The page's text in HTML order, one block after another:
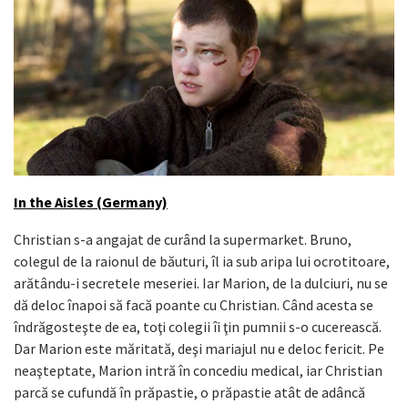
In the Aisles (Germany)
Christian s-a angajat de curând la supermarket. Bruno,
colegul de la raionul de băuturi, îl ia sub aripa lui ocrotitoare,
arătându-i secretele meseriei. Iar Marion, de la dulciuri, nu se
dă deloc înapoi să facă poante cu Christian. Când acesta se
îndrăgosteşte de ea, toţi colegii îi ţin pumnii s-o cucerească.
Dar Marion este măritată, deşi mariajul nu e deloc fericit. Pe
neaşteptate, Marion intră în concediu medical, iar Christian
parcă se cufundă în prăpastie, o prăpastie atât de adâncă